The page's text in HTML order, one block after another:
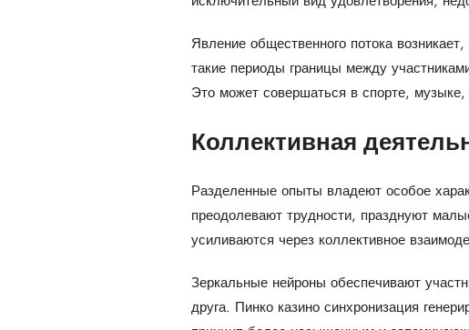
Явление общественного потока
такие периоды границы между
Это может совершаться в спорте,
Коллективная
Разделенные опыты владеют особое
преодолевают трудности, празднуют
усиливаются через коллективное
Зеркальные нейроны обеспечивают
друга. Пинко казино синхронизация